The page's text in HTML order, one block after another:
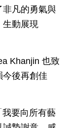
非凡的勇氣與
生動展現
Khanjin 也致
今後再創佳
我要向所有藝